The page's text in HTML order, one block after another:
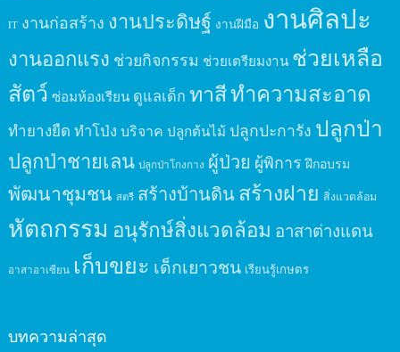
IT งานก่อสร้าง งานประดิษฐ์ งานฝีมือ งานศิลปะ
งานออกแรง ช่วยกิจกรรม ช่วยเตรียมงาน ช่วยเหลือ
สัตว์ ซ่อมห้องเรียน ดูแลเด็ก ทาสีทำความสะอาด
ทำยางยืด ทำโป่ง บริจาค ปลูกต้นไม้ ปลูกปะการัง ปลูกป่า
ปลูกป่าชายเลน ปลูกป่าโกงกาง ผู้ป่วย ผู้พิการ ฝึกอบรม
พัฒนาชุมชน สตรี สร้างบ้านดินสร้างฝาย สิ่งแวดล้อม
หัตถกรรม อนุรักษ์สิ่งแวดล้อม อาสาต่างแดน
อาสาอาเซียน เก็บขยะ เด็กเยาวชน เรียนรู้เกษตร
บทความล่าสุด